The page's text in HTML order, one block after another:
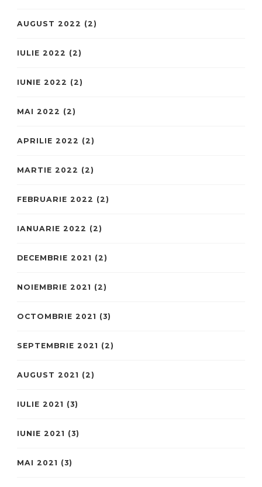
AUGUST 2022 (2)
IULIE 2022 (2)
IUNIE 2022 (2)
MAI 2022 (2)
APRILIE 2022 (2)
MARTIE 2022 (2)
FEBRUARIE 2022 (2)
IANUARIE 2022 (2)
DECEMBRIE 2021 (2)
NOIEMBRIE 2021 (2)
OCTOMBRIE 2021 (3)
SEPTEMBRIE 2021 (2)
AUGUST 2021 (2)
IULIE 2021 (3)
IUNIE 2021 (3)
MAI 2021 (3)